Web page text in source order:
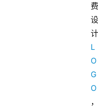
费
设
计
L
O
G
O
，